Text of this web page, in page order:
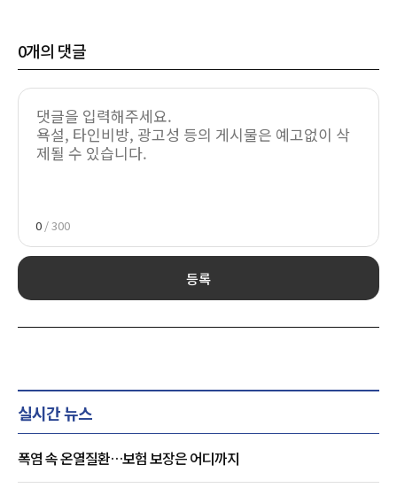
0개의 댓글
0 / 300
등록
실시간 뉴스
폭염 속 온열질환…보험 보장은 어디까지